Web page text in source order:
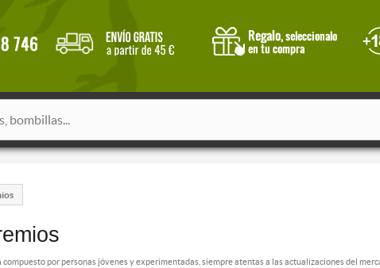
compuesto por personas jóvenes y experimentadas, siempre atentas a las actualizaciones del